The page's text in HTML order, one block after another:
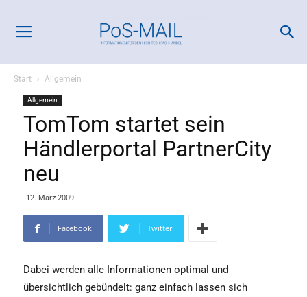
Start Allgemein
Allgemein
TomTom startet sein
Händlerportal PartnerCity
neu
12. März 2009
Facebook Twitter
Dabei werden alle Informationen optimal und
übersichtlich gebündelt: ganz einfach lassen sich